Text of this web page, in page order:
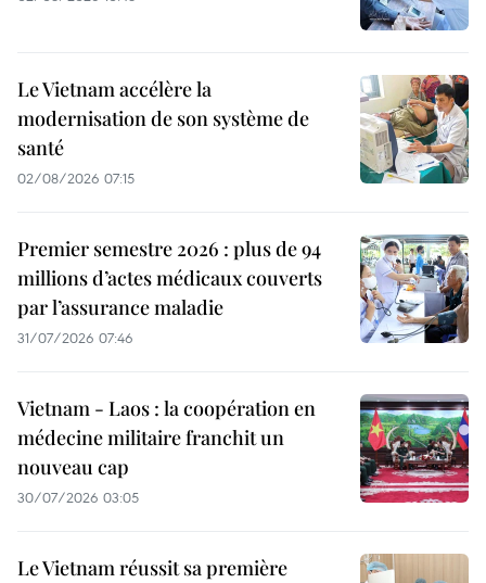
Le Vietnam accélère la
modernisation de son système de
santé
02/08/2026 07:15
Premier semestre 2026 : plus de 94
millions d’actes médicaux couverts
par l’assurance maladie
31/07/2026 07:46
Vietnam - Laos : la coopération en
médecine militaire franchit un
nouveau cap
30/07/2026 03:05
Le Vietnam réussit sa première